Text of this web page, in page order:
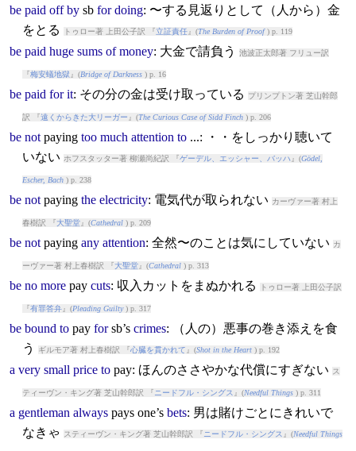
be paid off bysb for doing: 〜する見返りとして（人から）金
をとる
トゥロー著 上田公子訳 『 立証責任』(The Burden of Proof) p. 119
be paid huge sums of money: 大金で請負う 池波正太郎著 フリュー訳
『梅安蟻地獄 』(Bridge of Darkness) p. 16
be paid for it: その分の金は受け取っている プリンプトン著 芝山幹郎
訳 『遠くからきた大リーガー 』(The Curious Case of Sidd Finch) p. 206
be not paying too much attention to...: ・・をしっかり聴いて
いない ホフスタッター著 柳瀬尚紀訳 『ゲーデル、エッシャー、バッハ』(Gödel,
Escher, Bach) p. 238
be not paying the electricity: 電気代が取られない カーヴァー著 村上
春樹訳 『 大聖堂』(Cathedral) p. 209
be not paying any attention: 全然〜のことは気にしていない カ
ーヴァー著 村上春樹訳 『 大聖堂』(Cathedral) p. 313
be no more pay cuts: 収入カットをまぬかれる トゥロー著 上田公子訳
『有罪答弁』(Pleading Guilty) p. 317
be bound to pay forsb’s crimes: （人の）悪事の巻き添えを食
う
ギルモア著 村上春樹訳 『心臓を貫かれて 』(Shot in the Heart) p. 192
a very small price to pay: ほんのささやかな代償にすぎない ス
ティーヴン・キング著 芝山幹郎訳 『 ニードフル・シングス 』(Needful Things) p. 311
a gentleman always pays one’s bets: 男は賭けごとにきれいで
なきゃ
スティーヴン・キング著 芝山幹郎訳 『 ニードフル・シングス 』(Needful Things